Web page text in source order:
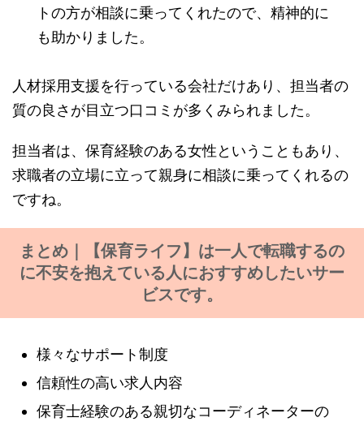
トの方が相談に乗ってくれたので、精神的に
も助かりました。
人材採用支援を行っている会社だけあり、担当者の
質の良さが目立つ口コミが多くみられました。
担当者は、保育経験のある女性ということもあり、
求職者の立場に立って親身に相談に乗ってくれるの
ですね。
まとめ｜【保育ライフ】は一人で転職するの
に不安を抱えている人におすすめしたいサー
ビスです。
様々なサポート制度
信頼性の高い求人内容
保育士経験のある親切なコーディネーターの